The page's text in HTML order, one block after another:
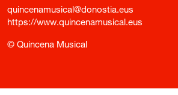
quincenamusical@donostia.eus
https://www.quincenamusical.eus
© Quincena Musical